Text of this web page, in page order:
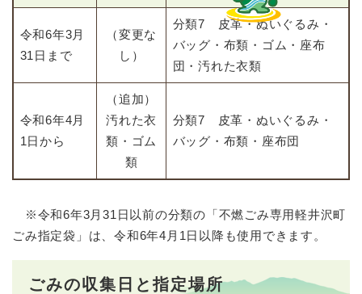
令和6年3月
31日まで
（変更な
し）
分類7 皮革・ぬいぐるみ・
バッグ・布類・ゴム・座布
団・汚れた衣類
令和6年4月
1日から
（追加）
汚れた衣
類・ゴム
類
分類7 皮革・ぬいぐるみ・
バッグ・布類・座布団
※令和6年3月31日以前の分類の「不燃ごみ専用軽井沢町
ごみ指定袋」は、令和6年4月1日以降も使用できます。
ごみの収集日と指定場所